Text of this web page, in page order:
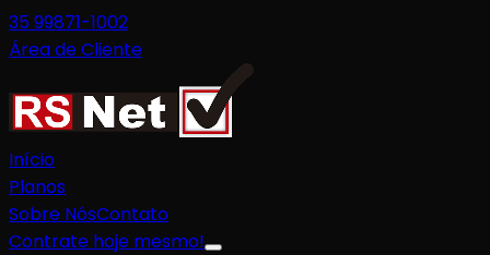
35 99871-1002
Área de Cliente
Início
Planos
Sobre NósContato
Contrate hoje mesmo!